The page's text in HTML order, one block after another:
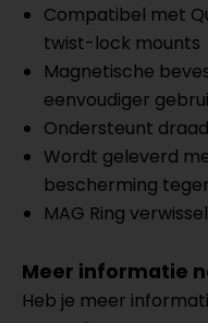
Compatibel met
twist-lock mounts
Magnetische
eenvoudiger
Ondersteunt
Wordt geleverd
bescherming
MAG Ring
Meer informatie
Heb je meer